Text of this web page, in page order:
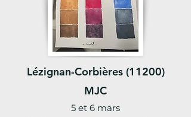
Lézignan-Corbières (11200)
MJC
5 et 6 mars